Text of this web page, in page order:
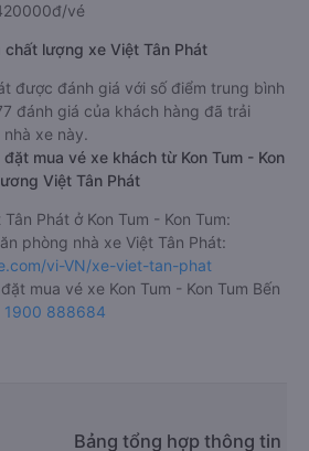
vé
chất lượng xe Việt Tân Phát
được đánh giá với số điểm trung bình
đánh giá của khách hàng đã trải
xe này.
mua vé xe khách từ Kon Tum - Kon
Việt Tân Phát
Phát ở Kon Tum - Kon Tum:
phòng nhà xe Việt Tân Phát:
vi-VN/xe-viet-tan-phat
mua vé xe Kon Tum - Kon Tum Bến
1900 888684
Bảng tổng hợp thông tin